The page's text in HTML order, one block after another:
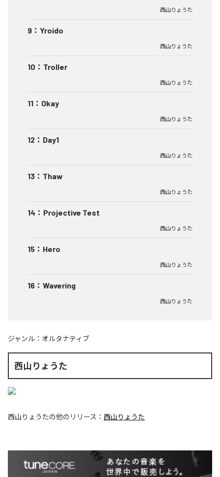
西山りょうた
9 ： Yroido
西山りょうた
10 ： Troller
西山りょうた
11 ： Okay
西山りょうた
12 ： Day1
西山りょうた
13 ： Thaw
西山りょうた
14 ： Projective Test
西山りょうた
15 ： Hero
西山りょうた
16 ： Wavering
西山りょうた
ジャンル： オルタナティブ
西山りょうた
西山りょうたの他のリリース： 西山りょうた